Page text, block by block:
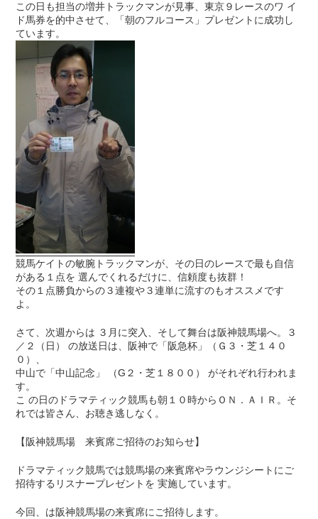
この日も担当の増井トラックマンが見事、東京９レースのワ イ
ド馬券を的中させて、「朝のフルコース」プレゼントに成功し
ています。
競馬ケイトの敏腕トラックマンが、その日のレースで最も自信
がある１点を 選んでくれるだけに、信頼度も抜群！
その１点勝負からの３連複や３連単に流すのもオススメです
よ。
さて、次週からは ３月に突入、そして舞台は阪神競馬場へ。３
／２（日） の放送日は、阪神で「阪急杯」（Ｇ３・芝１４０
０）、
中山で「中山記念」 （G２・芝１８００） がそれぞれ行われま
す。
こ の日のドラマティック競馬も朝１０時からＯＮ．ＡＩＲ。そ
れでは皆さん、お聴き逃しなく。
【阪神競馬場 来賓席ご招待のお知らせ】
ドラマティック競馬では競馬場の来賓席やラウンジシートにご
招待するリスナープレゼントを 実施しています。
今回、は阪神競馬場の来賓席にご招待します。